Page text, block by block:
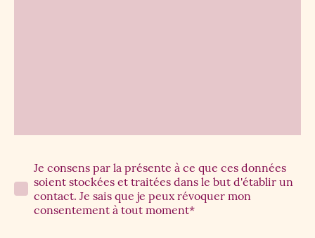
Je consens par la présente à ce que ces données
soient stockées et traitées dans le but d'établir un
contact. Je sais que je peux révoquer mon
consentement à tout moment*